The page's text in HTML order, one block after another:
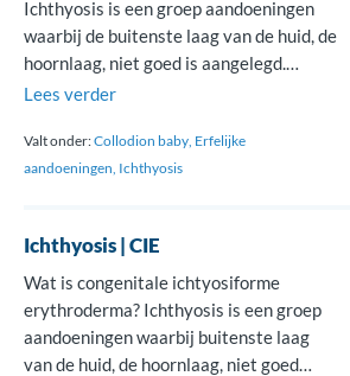
Ichthyosis is een groep aandoeningen
waarbij de buitenste laag van de huid, de
hoornlaag, niet goed is aangelegd.
Hierdoor ontstaat een op een vissenhuid
suit ichthyosis is een zeldzame vorm van
ichthyosis. Samen met de congenitale
autosomaal recessieve […]
Lees verder
Valt onder:Collodion baby Erfelijke
aandoeningen Ichthyosis
Ichthyosis | CIE
Wat is congenitale ichtyosiforme
erythroderma? Ichthyosis is een groep
aandoeningen waarbij buitenste laag
van de huid, de hoornlaag, niet goed